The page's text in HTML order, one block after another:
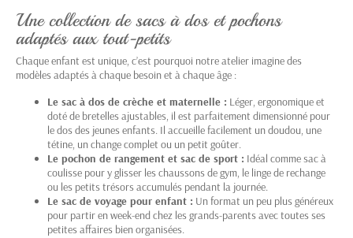
Une collection de sacs à dos et pochons
adaptés aux tout-petits
Chaque enfant est unique, c’est pourquoi notre atelier imagine des
modèles adaptés à chaque besoin et à chaque âge :
Le sac à dos de crèche et maternelle : Léger, ergonomique et
doté de bretelles ajustables, il est parfaitement dimensionné pour
le dos des jeunes enfants. Il accueille facilement un doudou, une
tétine, un change complet ou un petit goûter.
Le pochon de rangement et sac de sport : Idéal comme sac à
coulisse pour y glisser les chaussons de gym, le linge de rechange
ou les petits trésors accumulés pendant la journée.
Le sac de voyage pour enfant : Un format un peu plus généreux
pour partir en week-end chez les grands-parents avec toutes ses
petites affaires bien organisées.